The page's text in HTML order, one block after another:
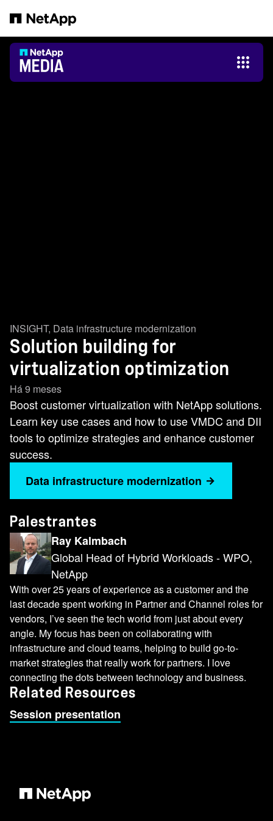
INSIGHT, Data infrastructure modernization
Solution building for
virtualization optimization
Há 9 meses
Boost customer virtualization with NetApp solutions.
Learn key use cases and how to use VMDC and DII
tools to optimize strategies and enhance customer
success.
Data infrastructure modernization
Palestrantes
Ray Kalmbach
Global Head of Hybrid Workloads - WPO,
NetApp
With over 25 years of experience as a customer and the
last decade spent working in Partner and Channel roles for
vendors, I’ve seen the tech world from just about every
angle. My focus has been on collaborating with
infrastructure and cloud teams, helping to build go-to-
market strategies that really work for partners. I love
connecting the dots between technology and business.
Related Resources
Session presentation